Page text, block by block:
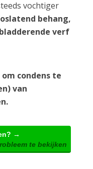
vochtiger
behang,
verf
condens te
van
→
te bekijken